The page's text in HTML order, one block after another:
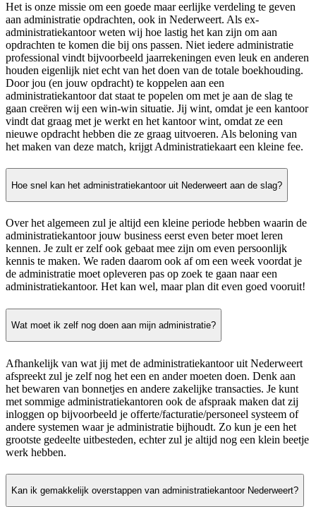
Het is onze missie om een goede maar eerlijke verdeling te geven
aan administratie opdrachten, ook in Nederweert. Als ex-
administratiekantoor weten wij hoe lastig het kan zijn om aan
opdrachten te komen die bij ons passen. Niet iedere administratie
professional vindt bijvoorbeeld jaarrekeningen even leuk en anderen
houden eigenlijk niet echt van het doen van de totale boekhouding.
Door jou (en jouw opdracht) te koppelen aan een
administratiekantoor dat staat te popelen om met je aan de slag te
gaan creëren wij een win-win situatie. Jij wint, omdat je een kantoor
vindt dat graag met je werkt en het kantoor wint, omdat ze een
nieuwe opdracht hebben die ze graag uitvoeren. Als beloning van
het maken van deze match, krijgt Administratiekaart een kleine fee.
Hoe snel kan het administratiekantoor uit Nederweert aan de slag?
Over het algemeen zul je altijd een kleine periode hebben waarin de
administratiekantoor jouw business eerst even beter moet leren
kennen. Je zult er zelf ook gebaat mee zijn om even persoonlijk
kennis te maken. We raden daarom ook af om een week voordat je
de administratie moet opleveren pas op zoek te gaan naar een
administratiekantoor. Het kan wel, maar plan dit even goed vooruit!
Wat moet ik zelf nog doen aan mijn administratie?
Afhankelijk van wat jij met de administratiekantoor uit Nederweert
afspreekt zul je zelf nog het een en ander moeten doen. Denk aan
het bewaren van bonnetjes en andere zakelijke transacties. Je kunt
met sommige administratiekantoren ook de afspraak maken dat zij
inloggen op bijvoorbeeld je offerte/facturatie/personeel systeem of
andere systemen waar je administratie bijhoudt. Zo kun je een het
grootste gedeelte uitbesteden, echter zul je altijd nog een klein beetje
werk hebben.
Kan ik gemakkelijk overstappen van administratiekantoor Nederweert?